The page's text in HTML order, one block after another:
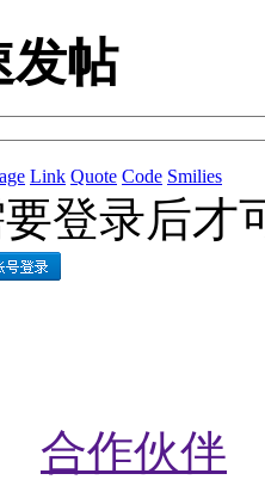
发帖
Link Quote Code Smilies
登录后才
合作伙伴